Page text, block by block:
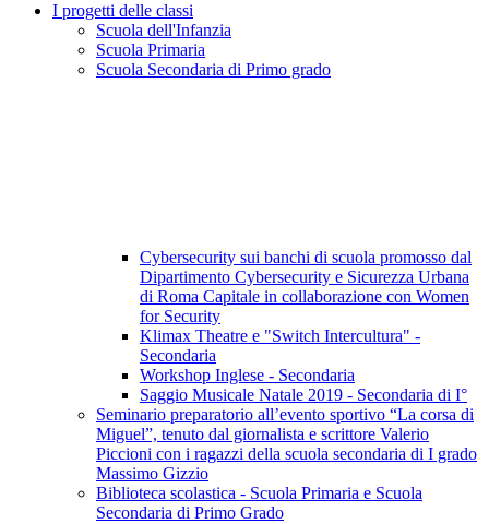
I progetti delle classi
Scuola dell'Infanzia
Scuola Primaria
Scuola Secondaria di Primo grado
Cybersecurity sui banchi di scuola promosso dal
Dipartimento Cybersecurity e Sicurezza Urbana
di Roma Capitale in collaborazione con Women
for Security
Klimax Theatre e "Switch Intercultura" -
Secondaria
Workshop Inglese - Secondaria
Saggio Musicale Natale 2019 - Secondaria di I°
Seminario preparatorio all’evento sportivo “La corsa di
Miguel”, tenuto dal giornalista e scrittore Valerio
Piccioni con i ragazzi della scuola secondaria di I grado
Massimo Gizzio
Biblioteca scolastica - Scuola Primaria e Scuola
Secondaria di Primo Grado